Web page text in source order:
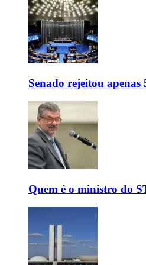
Senado rejeitou
Quem é o ministro do